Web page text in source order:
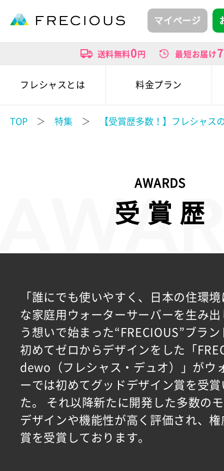
マイページ
送料無料0 円 最短お届け7
フレシャスとは 料金プラン
TOP ＞ 特集 ＞ 【受賞歴多数！】フレシャス
AWARDS
受 賞 歴
「誰にでも使いやすく、日本の住環
な家庭用ウォーターサーバーを生み
う想いで始まった“FRECIOUS”ブラ
初めてゼロからデザインをした「
dewo（フレシャス・デュオ）」がウ
ーでは初めてグッドデザイン賞を受
た。 それ以降新たに開発した多数の
デザインや機能性が高く評価され、
賞を受賞しております。